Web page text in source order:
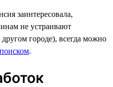
заинтересовала,
не устраивают
городе), всегда можно
.